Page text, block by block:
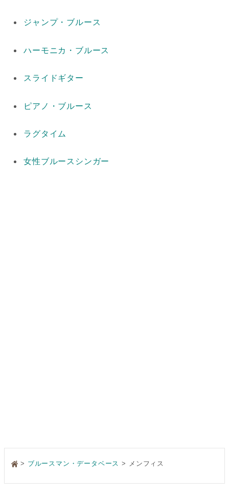
ジャンプ・ブルース
ハーモニカ・ブルース
スライドギター
ピアノ・ブルース
ラグタイム
女性ブルースシンガー
> ブルースマン・データベース メンフィス